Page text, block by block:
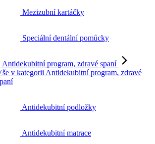
Vše v kategorii Antidekubitní program, zdravé
spaní